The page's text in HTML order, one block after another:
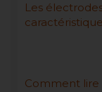
Les
Comment